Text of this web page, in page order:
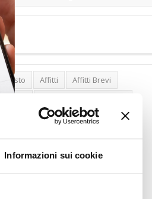
Informazioni sui cookie
30posto Affitti
Affitti Brevi
Banca Woolwich
Bilocali
Cambioabitazione
Carenza Alloggi